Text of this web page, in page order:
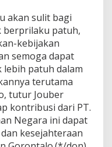
akan sulit bagi
berprilaku patuh,
kebijakan
semoga dapat
patuh dalam
terutama
tutur Jouber
kontribusi dari PT.
Negara ini dapat
kesejahteraan